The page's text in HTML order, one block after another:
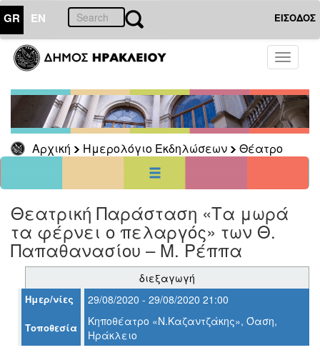
GR EN ΕΙΣΟΔΟΣ
Toggle
Αρχική Ημερολόγιο Εκδηλώσεων Θέατρο
01Αύγουστος
2020
Κυρ Δευ Τρι Τετ Πεμ Παρ Σαβ
1
2
9
10 11 12 13 14
15
22
<<
σήμερα >>
ΗΜΕΡΟΛΟΓΙΟ
ΕΚΔΗΛΩΣΕΩΝ
Θεατρική Παράσταση «Τα μωρά
τα φέρνει ο πελαργός» των Θ.
Παπαθανασίου – Μ. Ρέππα
διεξαγωγή
Ημερ/νίες 29/08/2020 - 29/08/2020 21:00
Τοποθεσία
Κηποθέατρο «Ν.Καζαντζάκης», Όαση,
Ηράκλειο